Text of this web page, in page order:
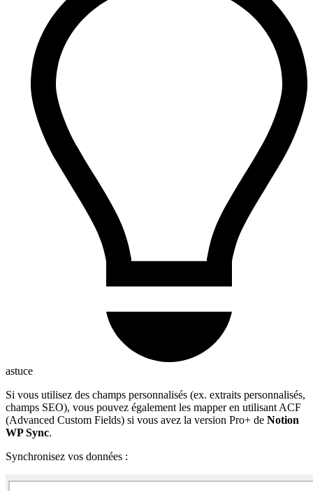
astuce
Si vous utilisez des champs personnalisés (ex. extraits personnalisés,
champs SEO), vous pouvez également les mapper en utilisant ACF
(Advanced Custom Fields) si vous avez la version Pro+ de Notion
WP Sync.
Synchronisez vos données :